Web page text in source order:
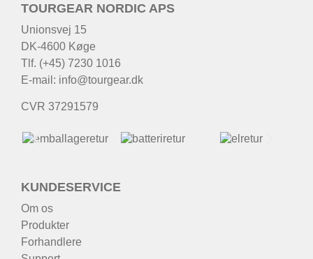
TOURGEAR NORDIC APS
Unionsvej 15
DK-4600 Køge
Tlf. (+45) 7230 1016
E-mail: info@tourgear.dk
CVR 37291579
KUNDESERVICE
Om os
Produkter
Forhandlere